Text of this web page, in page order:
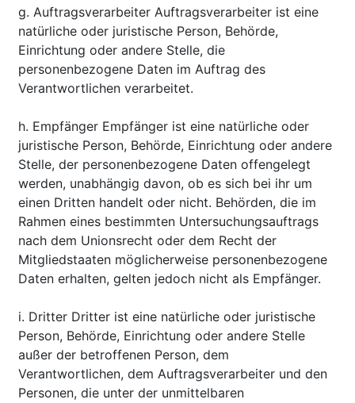
g. Auftragsverarbeiter Auftragsverarbeiter ist eine
natürliche oder juristische Person, Behörde,
Einrichtung oder andere Stelle, die
personenbezogene Daten im Auftrag des
Verantwortlichen verarbeitet.
h. Empfänger Empfänger ist eine natürliche oder
juristische Person, Behörde, Einrichtung oder andere
Stelle, der personenbezogene Daten offengelegt
werden, unabhängig davon, ob es sich bei ihr um
einen Dritten handelt oder nicht. Behörden, die im
Rahmen eines bestimmten Untersuchungsauftrags
nach dem Unionsrecht oder dem Recht der
Mitgliedstaaten möglicherweise personenbezogene
Daten erhalten, gelten jedoch nicht als Empfänger.
i. Dritter Dritter ist eine natürliche oder juristische
Person, Behörde, Einrichtung oder andere Stelle
außer der betroffenen Person, dem
Verantwortlichen, dem Auftragsverarbeiter und den
Personen, die unter der unmittelbaren